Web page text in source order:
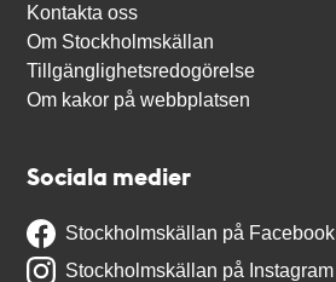
Kontakta oss
Om Stockholmskällan
Tillgänglighetsredogörelse
Om kakor på webbplatsen
Sociala medier
Stockholmskällan på Facebook
Stockholmskällan på Instagram